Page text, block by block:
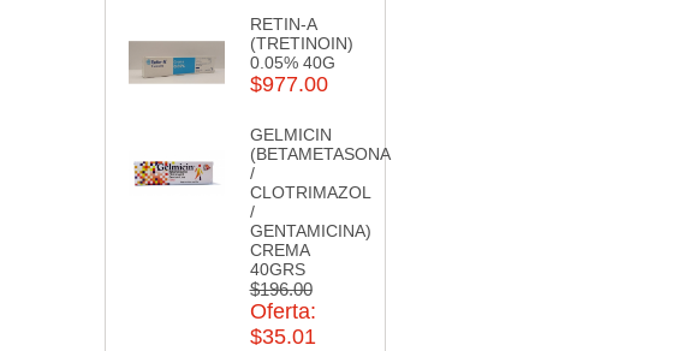
RETIN-A
(TRETINOIN)
0.05% 40G
$977.00
GELMICIN
(BETAMETASONA
/
CLOTRIMAZOL
/
GENTAMICINA)
CREMA
40GRS
$196.00
Oferta:
$35.01